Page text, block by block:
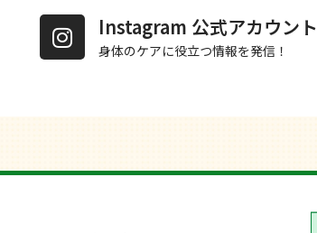
Instagram 公式アカウント
身体のケアに役立つ情報を発信！